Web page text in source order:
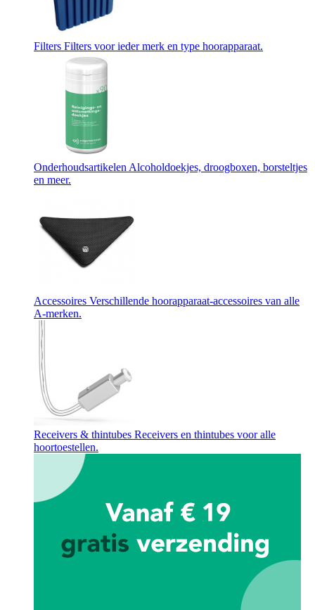
Filters Filters voor ieder merk en type hoorapparaat.
Onderhoudsartikelen Alcoholdoekjes, droogboxen, borsteltjes
en meer.
Accessoires Verschillende hoorapparaat-accessoires van alle
A-merken.
Receivers & thintubes Receivers en thintubes voor alle
hoortoestellen.